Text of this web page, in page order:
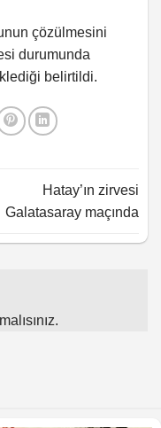
çözülmesini
durumunda
belirtildi.
Hatay’ın zirvesi
Galatasaray maçında
.